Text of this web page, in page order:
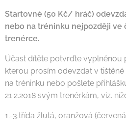
Startovné (50 Kč/ hráč)
nebo na tréninku nejpozději ve
trenérce.
Účast dítěte potvrďte vyplněnou
kterou prosím odevzdat v tištěné
na tréninku nebo pošlete
21.2.2018 svým trenérkám, viz.
1.-3.třída žlutá, oranžová